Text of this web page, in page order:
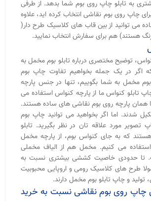
به تابلو چاپ روی بوم شما بدهد. از طرفی
چاپ روی بوم نقاشی انتخاب کرده اید، علاوه
می توانید از بین قاب های کلاسیک طرح دار(
هستند) هم برای سفارش انتخاب نمایید.
توضیح مختصری درباره تابلو بوم مخمل به
اگر در یک جمله بخواهیم تفاوت چاپ بوم
مخمل به شما بگوییم، تنها در جنس پارچه
تابلو کنواس ما از پارچه کنواس استفاده می
همان پارچه روی بوم نقاشی های ساده هستند.
شدند. اما اگر بخواهید می توانید چاپ بوم
تصویر مورد علاقه تان در نظر بگیرید. تابلو
که به جای کنواس بوم، از پارچه مخمل
می کنیم. مخمل هم از الیاف مخملی
تا حدودی خاصیت کششی بیشتری نسبت به
طرح های کلاسیک رومی و اروپایی محبوبیت
و چاپ تابلو بوم مخمل دارند.
چاپ روی بوم نقاشی نسبت به خرید